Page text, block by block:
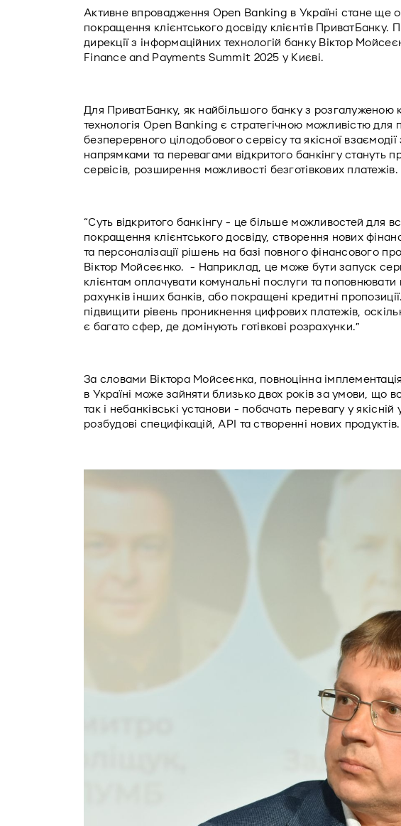
Активне впровадження Open Banking в Україні стане ще
покращення клієнтського досвіду клієнтів ПриватБанку.
дирекції з інформаційних технологій банку Віктор
Finance and Payments Summit 2025 у Києві.
Для ПриватБанку, як найбільшого банку з розгалуженою
технологія Open Banking є стратегічною можливістю для
безперервного цілодобового сервісу та якісної
напрямками та перевагами відкритого банкінгу стануть
сервісів, розширення можливості безготівкових платежів.
“Суть відкритого банкінгу - це більше можливостей для
покращення клієнтського досвіду, створення нових
та персоналізації рішень на базі повного фінансового
Віктор Мойсеєнко.  - Наприклад, це може бути запуск
клієнтам оплачувати комунальні послуги та поповнювати
рахунків інших банків, або покращені кредитні
підвищити рівень проникнення цифрових платежів,
є багато сфер, де домінують готівкові розрахунки.”
За словами Віктора Мойсеєнка, повноцінна
в Україні може зайняти близько двох років за умови, що
так і небанківські установи - побачать перевагу у якісній
розбудові специфікацій, API та створенні нових продуктів.